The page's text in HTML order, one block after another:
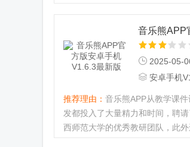
音乐熊APP
2025-05-
安卓手机
推荐理由： 音乐熊APP从教学课
发都投入了大量精力和时间，聘
西师范大学的优秀教研团队，此